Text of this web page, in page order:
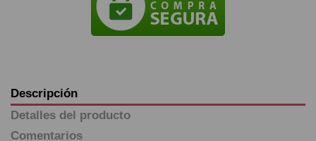
Descripción
Detalles del producto
Comentarios